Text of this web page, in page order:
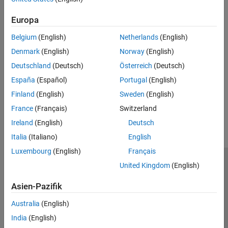
Datetime-Arrays
Dauer-Array
Timetables
Aufzählungen
Dictionaries
Deep-Learning-Arrays
Choose how you want to specify timetable inputs.
Timetable Limitations for Code Generation
How useful was this information?
Europa
Belgium (English)
Denmark (English)
Deutschland (Deutsch)
España (Español)
Finland (English)
France (Français)
Ireland (English)
Italia (Italiano)
Luxembourg (English)
Netherlands(English)
Norway(English)
Österreich (Deutsch)
Portugal (English)
Sweden (English)
Switzerland
Deutsch
English
Français
United Kingdom(English)
Asien-Pazifik
Australia (English)
India (English)
Datenschutz-Richtlinien
© 1994-2026 The MathWorks, Inc.